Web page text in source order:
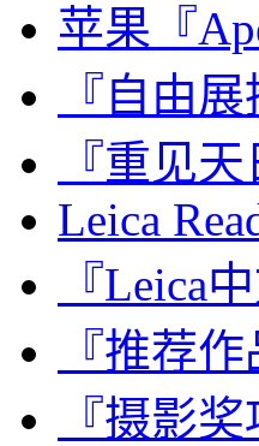
苹果『
『自由
『重见
Leica
『Leica
『推荐
『摄影